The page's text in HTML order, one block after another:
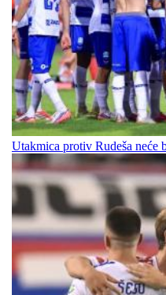
Utakmica protiv Rudeša neće